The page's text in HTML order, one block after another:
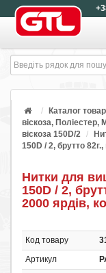
Каталог
віскоза, Поліестер,
віскоза 150D/2
150D / 2, брутто
Нитки для
150D / 2,
2000 ярдів,
Код товару
Артикул